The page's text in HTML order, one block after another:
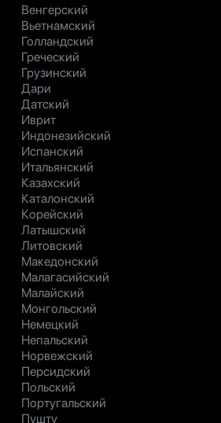
Венгерский
Вьетнамский
Голландский
Греческий
Грузинский
Дари
Датский
Иврит
Индонезийский
Испанский
Итальянский
Казахский
Каталонский
Корейский
Латышский
Литовский
Македонский
Малагасийский
Малайский
Монгольский
Немецкий
Непальский
Норвежский
Персидский
Польский
Португальский
Пушту